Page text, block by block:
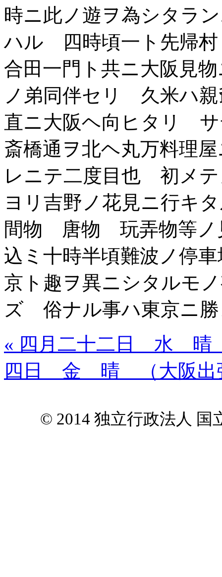
時ニ此ノ遊ヲ為シタラ
ハル 四時頃一ト先帰
合田一門ト共ニ大阪見
ノ弟同伴セリ 久米ハ
直ニ大阪ヘ向ヒタリ サ
斎橋通ヲ北ヘ丸万料理
レニテ二度目也 初メテ
ヨリ吉野ノ花見ニ行
間物 唐物 玩弄物等ノ
込ミ十時半頃難波ノ停
京ト趣ヲ異ニシタルモ
ズ 俗ナル事ハ東京ニ
« 四月二十二日 水 晴
四日 金 晴 （大阪出
© 2014 独立行政法人 国